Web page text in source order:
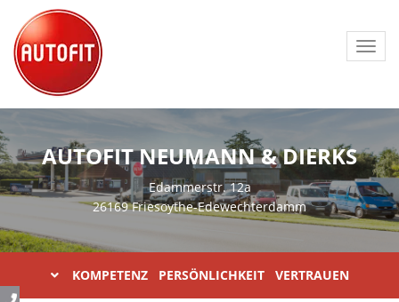
AUTOFIT NEUMANN & DIERKS
Edammerstr. 12a
26169 Friesoythe-Edewechterdamm
KOMPETENZ PERSÖNLICHKEIT VERTRAUEN